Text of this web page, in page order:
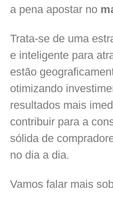
a pena apostar no
Trata-se de uma
e inteligente para
estão
otimizando
resultados mais
contribuir para a
sólida de
no dia a dia.
Vamos falar mais